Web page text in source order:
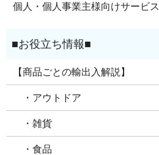
個人・個人事業主様向けサービス
【商品ごとの輸出入解説】
・アウトドア
・雑貨
・食品